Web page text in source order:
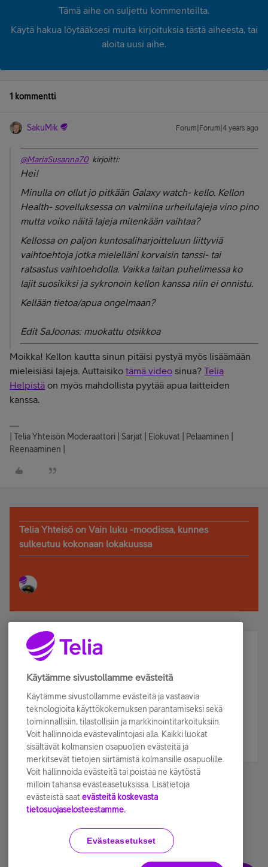
Tämä aihe on suljettu kommenteilta.
Käytä hakua löytääksesi muita kirjoituksia tästä aiheesta, tai
aloita uusi aihe.
1 kommentti
SakuMik Forum|Forum|4 years ago
@MariaSusanna70kirjoitti:
Hei!
Minulla on ollut jo pitkään Galaxy watch- kello. Kellon
Health- sovelluksessa on valmiina urheilulajeja vino pino
mutta voiko näitä lajeja mitenkään vaihtaa?
Kellossa on paljon kuntosaliharjoitteluun liittyviä
vaihtoehtoja jotka mielelläni korvaisin tanssi- tai
ratsastus vaihtoehdolla. Vaikka laitan puhelimessa ko
lajit suosikiksi ja sykronoin kellon kanssa niin ei onnistu.
Kellään tietoa/apua ongelmaan?
Edit SaJoonas: muokattu otsikkoa
Moikka! Kellon kautta sinun pitäisi pystyä myös lisäämään
mieleisiäsi lajeja. Auttaisiko tämä video sinua? Telia
Helpistä on myös mahdollista pyytää apua laitteiden
kanssa.
| Telia Yhteisön Moderaattori | Sarjat | Elokuvat | Pelaaminen |
Reenaaminen |
Telia Yhteisö on Vain luku -moodissa, kunnes
sulkeutuu kokonaan lokakuussa
Älä jää paitsi – osallistu ja voita!
Tilaa Telian uutiskirje ja olet mukana arvonnassa.
sähköpostiisi.
Tilaa nyt
Käyttöehdot Accessibility statement
Käytämme sivustollamme evästeitä
Käytämme sivustollamme evästeitä ja vastaavia
teknologioita käyttökokemuksen parantamiseksi sekä
toiminnallisiin, tilastollisiin ja markkinointitarkoituksiin.
Voit hallinnoida evästevalintojasi alla. Kaikki luokat
sisältävät kolmansien osapuolien evästeitä ja
merkitsevät tietojen siirtämistä kolmansille osapuolille.
Voit hallinnoida evästeitä tai poistaa ne käytöstä
milloin tahansa evästeasetuksissa. Lisätietoja
evästeistä saat evästeitä koskevasta
tietosuojaselosteestamme.
Evästeasetukset